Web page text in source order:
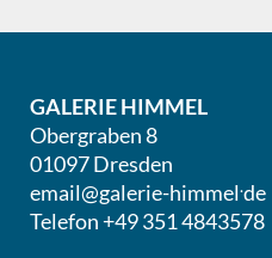
GALERIE HIMMEL
Obergraben 8
01097 Dresden
email@galerie-himmel.de
Telefon +49 351 4843578